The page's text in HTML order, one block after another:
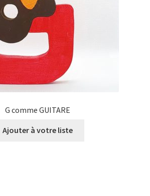
G comme GUITARE
Ajouter à votre liste